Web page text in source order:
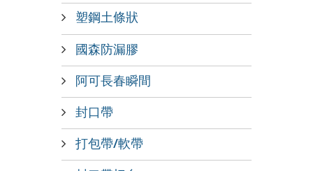
塑鋼土條狀
國森防漏膠
阿可長春瞬間
封口帶
打包帶/軟帶